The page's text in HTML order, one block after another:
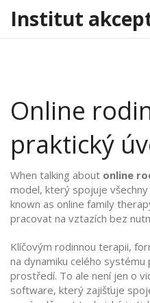
Institut
Online
praktický
When talking about online
model, který spojuje
known as online family
pracovat na vztazích bez
Klíčovým rodinnou terapii,
na dynamiku celého systému
prostředí. To ale není jen o
software, který zajišťuje